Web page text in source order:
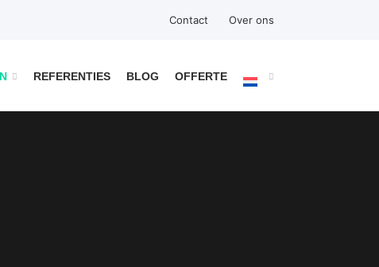
Contact Over ons
REFERENTIES BLOG OFFERTE